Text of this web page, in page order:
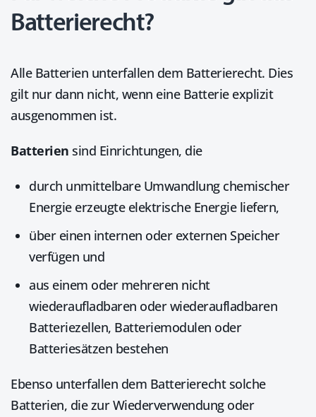
Batterierecht?
Alle Batterien unterfallen dem Batterierecht. Dies
gilt nur dann nicht, wenn eine Batterie explizit
ausgenommen ist.
Batterien sind Einrichtungen, die
durch unmittelbare Umwandlung chemischer
Energie erzeugte elektrische Energie liefern,
über einen internen oder externen Speicher
verfügen und
aus einem oder mehreren nicht
wiederaufladbaren oder wiederaufladbaren
Batteriezellen, Batteriemodulen oder
Batteriesätzen bestehen
Ebenso unterfallen dem Batterierecht solche
Batterien, die zur Wiederverwendung oder